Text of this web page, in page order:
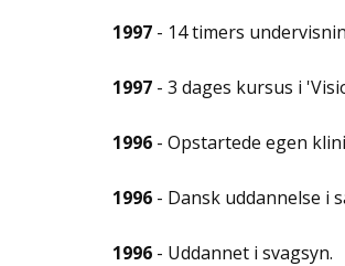
1997 - 14 timers
1997 - 3 dages kursus i
1996 - Opstartede egen
1996 - Dansk uddannelse i
1996 - Uddannet i svagsyn.